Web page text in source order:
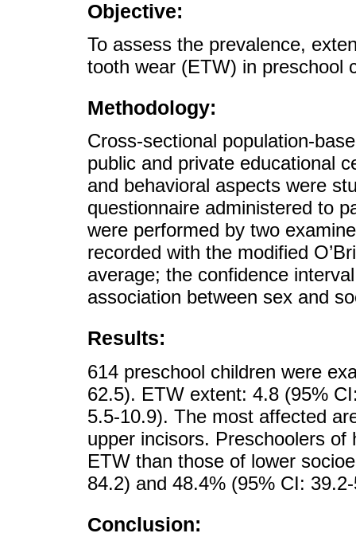
Objective:
To assess the prevalence,
tooth wear (ETW) in preschool
Methodology:
Cross-sectional population-
public and private educational
and behavioral aspects were
questionnaire administered to
were performed by two
recorded with the modified
average; the confidence
association between sex and
Results:
614 preschool children were
62.5). ETW extent: 4.8 (95%
5.5-10.9). The most affected
upper incisors. Preschoolers
ETW than those of lower
84.2) and 48.4% (95% CI:
Conclusion: